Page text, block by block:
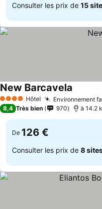
Consulter les prix de 15
4 Étoiles Hôtel Environnement
New Barcavela
8,4 Très bien 970 à 14.2
De 126 €
Consulter les prix de 8